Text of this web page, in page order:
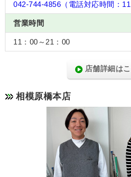
042-744-4856（電話対応時間：11
営業時間
11：00～21：00
店舗詳細は
相模原橋本店